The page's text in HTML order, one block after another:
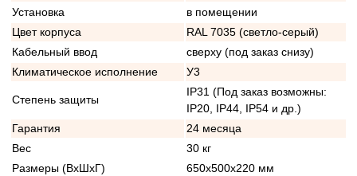
Установка
в помещении
Цвет корпуса
RAL 7035 (светло-серый)
Кабельный ввод
сверху (под заказ снизу)
Климатическое исполнение
У3
Степень защиты
IP31 (Под заказ возможны:
IP20, IP44, IP54 и др.)
Гарантия
24 месяца
Вес
30 кг
Размеры (ВхШхГ)
650х500х220 мм